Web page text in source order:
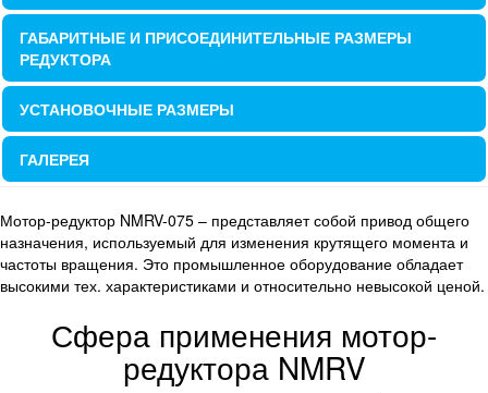
ГАБАРИТНЫЕ И ПРИСОЕДИНИТЕЛЬНЫЕ РАЗМЕРЫ
РЕДУКТОРА
УСТАНОВОЧНЫЕ РАЗМЕРЫ
ГАЛЕРЕЯ
Мотор-редуктор NMRV-075 – представляет собой привод общего
назначения, используемый для изменения крутящего момента и
частоты вращения. Это промышленное оборудование обладает
Сфера применения мотор-
редуктора NMRV